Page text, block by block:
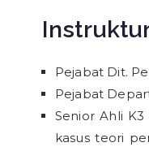
Pejabat Dit.
Pejabat
Senior Ahli
kasus teori